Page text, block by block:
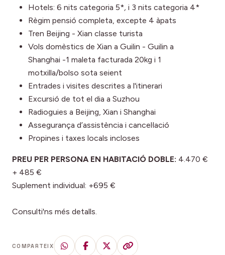
Hotels: 6 nits categoria 5*, i 3 nits categoria 4*
Règim pensió completa, excepte 4 àpats
Tren Beijing - Xian classe turista
Vols domèstics de Xian a Guilin - Guilin a
Shanghai -1 maleta facturada 20kg i 1
motxilla/bolso sota seient
Entrades i visites descrites a l'itinerari
Excursió de tot el dia a Suzhou
Radioguies a Beijing, Xian i Shanghai
Assegurança d’assistència i cancel·lació
Propines i taxes locals incloses
PREU PER PERSONA EN HABITACIÓ DOBLE: 4.470 €
+ 485 €
Suplement individual: +695 €
Consulti'ns més detalls.
COMPARTEIX